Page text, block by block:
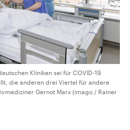
Kliniken sei für COVID-19
die anderen drei Viertel für andere
Gernot Marx (imago / Rainer